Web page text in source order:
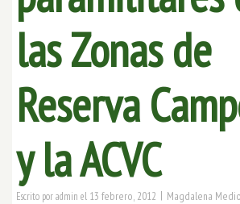
las Zonas de
Reserva
y la ACVC
Escrito poradmin el 13 febrero, 2012 | Magdalena Medio